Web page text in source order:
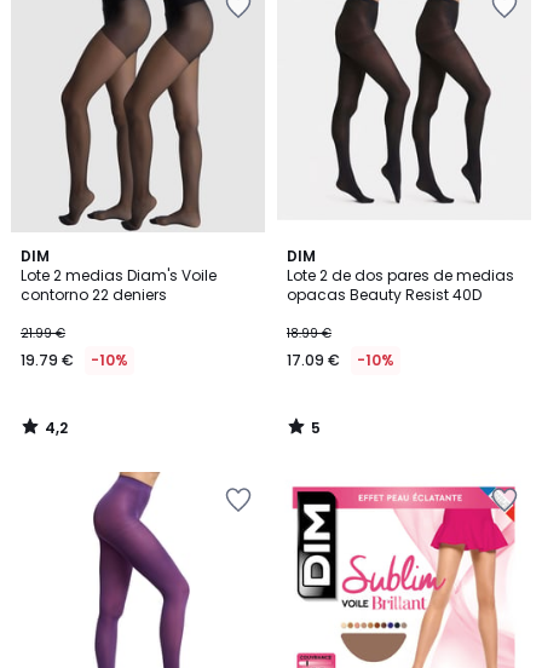
DIM
Lote 2 medias Diam's Voile
contorno 22 deniers
21.99 €
19.79 € -10%
4,2
/ 5
4,2
/
DIM
Lote 2 de dos pares de medias
opacas Beauty Resist 40D
18.99 €
17.09 € -10%
5
/
5
5
/